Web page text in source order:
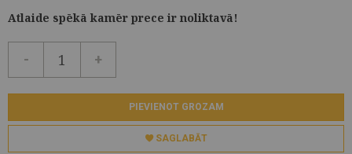
Atlaide spēkā kamēr prece ir noliktavā!
- +
PIEVIENOT GROZAM
SAGLABĀT